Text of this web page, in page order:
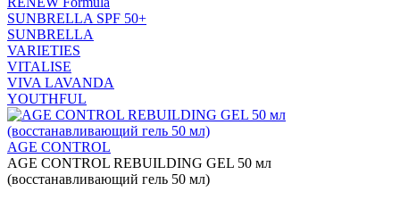
SUNBRELLA SPF 50+
SUNBRELLA
VARIETIES
VITALISE
VIVA LAVANDA
YOUTHFUL
AGE CONTROL
AGE CONTROL REBUILDING GEL 50 мл
(восстанавливающий гель 50 мл)